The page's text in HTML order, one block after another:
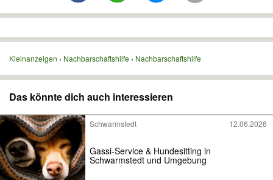
Kleinanzeigen Nachbarschaftshilfe Nachbarschaftshilfe
Das könnte dich auch interessieren
Schwarmstedt 12.06.2026
Gassi-Service & Hundesitting in
Schwarmstedt und Umgebung